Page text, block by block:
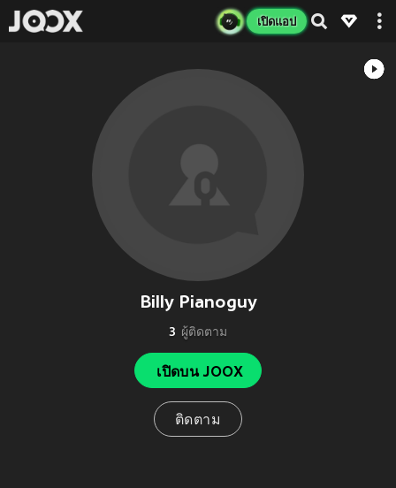
เปิดแอป
Billy Pianoguy
3 ผู้ติดตาม
เปิดบน JOOX
ติดตาม